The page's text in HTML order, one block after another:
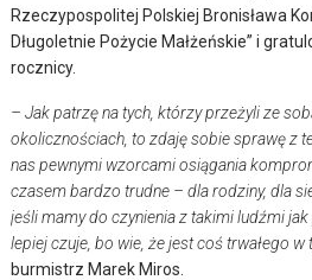
Rzeczypospolitej Polskiej Bronisława
Długoletnie Pożycie Małżeńskie” i
rocznicy.
– Jak patrzę na tych, którzy przeżyli ze
okolicznościach, to zdaję sobie sprawę z
nas pewnymi wzorcami osiągania
czasem bardzo trudne – dla rodziny, dla
jeśli mamy do czynienia z takimi ludźmi
lepiej czuje, bo wie, że jest coś trwałego w
burmistrz Marek Miros.